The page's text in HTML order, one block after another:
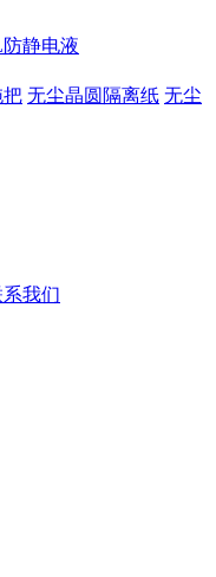
静电液
把 无尘晶圆隔离纸 无尘
我们